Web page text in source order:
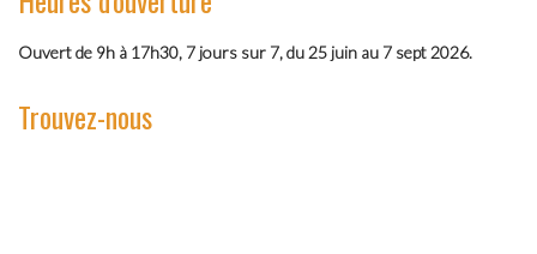
Ouvert de 9h à 17h30, 7 jours sur 7, du 25 juin au 7 sept 2026.
Trouvez-nous